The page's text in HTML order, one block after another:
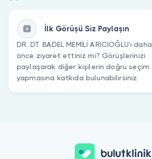
İlk Görüşü Siz Paylaşın
DR. DT. BADEL MEMİLİ ARICIOĞLU’ı daha
önce ziyaret ettiniz mi? Görüşlerinizi
paylaşarak diğer kişilerin doğru seçim
yapmasına katkıda bulunabilirsiniz.